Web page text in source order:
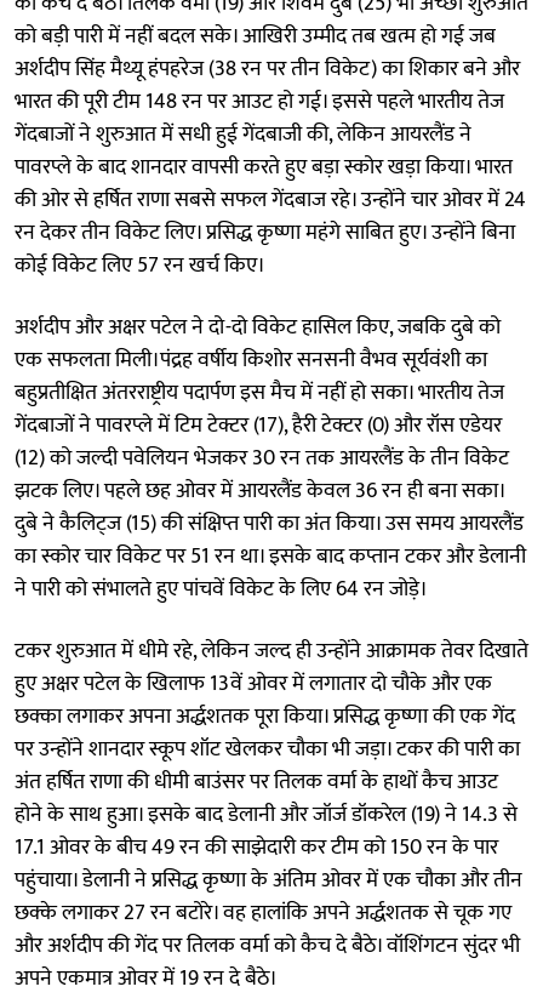
को बड़ी पारी में नहीं बदल सके। आखिरी उम्मीद तब खत्म हो गई जब
अर्शदीप सिंह मैथ्यू हंपहरेज (38 रन पर तीन विकेट) का शिकार बने और
भारत की पूरी टीम 148 रन पर आउट हो गई। इससे पहले भारतीय तेज
गेंदबाजों ने शुरुआत में सधी हुई गेंदबाजी की, लेकिन आयरलैंड ने
पावरप्ले के बाद शानदार वापसी करते हुए बड़ा स्कोर खड़ा किया। भारत
की ओर से हर्षित राणा सबसे सफल गेंदबाज रहे। उन्होंने चार ओवर में 24
रन देकर तीन विकेट लिए। प्रसिद्ध कृष्णा महंगे साबित हुए। उन्होंने बिना
कोई विकेट लिए 57 रन खर्च किए।
अर्शदीप और अक्षर पटेल ने दो-दो विकेट हासिल किए, जबकि दुबे को
एक सफलता मिली।पंद्रह वर्षीय किशोर सनसनी वैभव सूर्यवंशी का
बहुप्रतीक्षित अंतरराष्ट्रीय पदार्पण इस मैच में नहीं हो सका। भारतीय तेज
गेंदबाजों ने पावरप्ले में टिम टेक्टर (17), हैरी टेक्टर (0) और रॉस एडेयर
(12) को जल्दी पवेलियन भेजकर 30 रन तक आयरलैंड के तीन विकेट
झटक लिए। पहले छह ओवर में आयरलैंड केवल 36 रन ही बना सका।
दुबे ने कैलिट्ज (15) की संक्षिप्त पारी का अंत किया। उस समय आयरलैंड
का स्कोर चार विकेट पर 51 रन था। इसके बाद कप्तान टकर और डेलानी
ने पारी को संभालते हुए पांचवें विकेट के लिए 64 रन जोड़े।
टकर शुरुआत में धीमे रहे, लेकिन जल्द ही उन्होंने आक्रामक तेवर दिखाते
हुए अक्षर पटेल के खिलाफ 13वें ओवर में लगातार दो चौके और एक
छक्का लगाकर अपना अर्द्धशतक पूरा किया। प्रसिद्ध कृष्णा की एक गेंद
पर उन्होंने शानदार स्कूप शॉट खेलकर चौका भी जड़ा। टकर की पारी का
अंत हर्षित राणा की धीमी बाउंसर पर तिलक वर्मा के हाथों कैच आउट
होने के साथ हुआ। इसके बाद डेलानी और जॉर्ज डॉकरेल (19) ने 14.3 से
17.1 ओवर के बीच 49 रन की साझेदारी कर टीम को 150 रन के पार
पहुंचाया। डेलानी ने प्रसिद्ध कृष्णा के अंतिम ओवर में एक चौका और तीन
छक्के लगाकर 27 रन बटोरे। वह हालांकि अपने अर्द्धशतक से चूक गए
और अर्शदीप की गेंद पर तिलक वर्मा को कैच दे बैठे। वॉशिंगटन सुंदर भी
अपने एकमात्र ओवर में 19 रन दे बैठे।